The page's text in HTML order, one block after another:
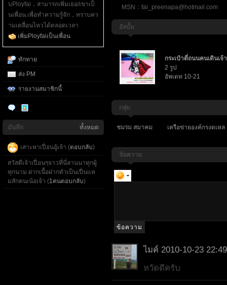
บPloyfai，สามารถเพิ่มเธอ/เขาเป็
นเพื่อน.เพื่อทำความรู้จัก，ทราบคว
ามเคลื่อนไหวได้ตลอดเวลา
เพิ่มPloyfaiเป็นเพื่อน
ทักทาย
ส่ง PM
รายงานสมาชิกนี้
ทั้งหมด
บันทึก
เสาะหาเปื่อนอู้เจ้า (ตอบกลับ)
สวัสดีเจ้าเปื่อนๆจาวที่นี่ลานนาทุกผู้
ทุกนาม ฝากเนื้อฝากตัวเป็นเปื่นแห
มสักคนเน้อเจ้า (1คนตอบกลับ)
MSN：fai_preenapa@hotmail.com
อัลบั้ม
กระเป๋าตี่ถนนคนเดินเจ้า
2 รูป
อัพเดท 10-21
กลุ่ม
ชมรม สมาคม เครือข่ายองค์กรงดเหล
ข้อความ
ไมค์ 2010-10-23 22:49
หวัดดีครับ